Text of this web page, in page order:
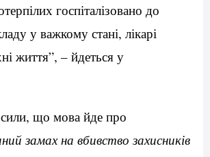
госпіталізовано до
у важкому стані, лікарі
життя”, – йдеться у
що мова йде про
замах на вбивство захисників